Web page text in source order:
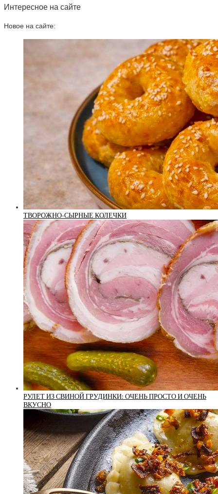
Интересное на сайте
Новое на сайте:
ТВОРОЖНО-СЫРНЫЕ КОЛЕЧКИ
РУЛЕТ ИЗ СВИНОЙ ГРУДИНКИ: ОЧЕНЬ ПРОСТО И ОЧЕНЬ
ВКУСНО